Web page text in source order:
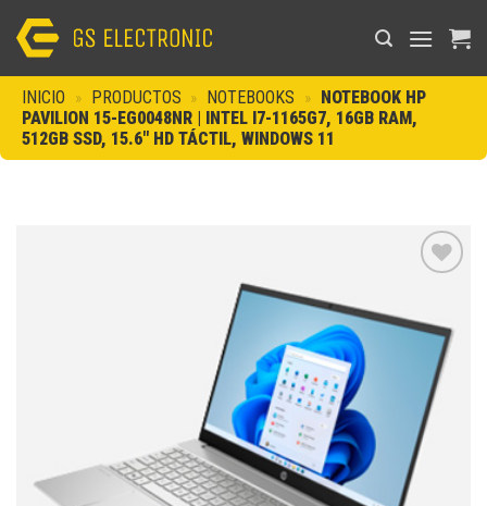
INICIO » PRODUCTOS » NOTEBOOKS » NOTEBOOK HP
PAVILION 15-EG0048NR | INTEL I7-1165G7, 16GB RAM,
512GB SSD, 15.6″ HD TÁCTIL, WINDOWS 11
lista de
deseos